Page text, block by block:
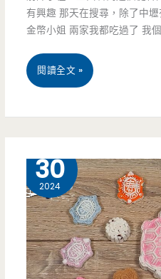
大
四
大
份
量
超
有
有興趣 那天在搜尋，除了中
金幣小姐 兩家我都吃過了 我
桃
美
食-
香
蕉
閱讀全文 »
30
2024